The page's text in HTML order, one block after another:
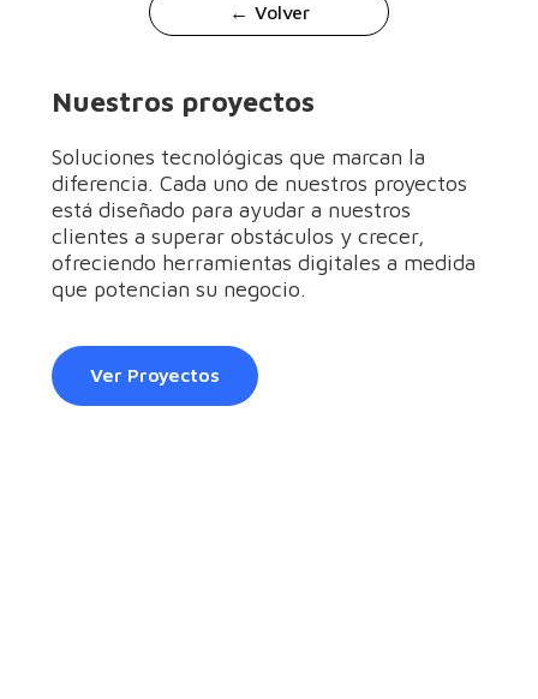
← Volver
Nuestros proyectos
Soluciones tecnológicas que marcan la
diferencia. Cada uno de nuestros proyectos
está diseñado para ayudar a nuestros
clientes a superar obstáculos y crecer,
ofreciendo herramientas digitales a medida
que potencian su negocio.
Ver Proyectos